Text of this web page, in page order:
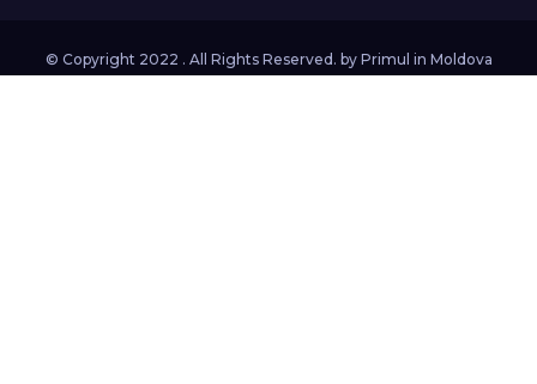
© Copyright 2022 . All Rights Reserved. by Primul in Moldova